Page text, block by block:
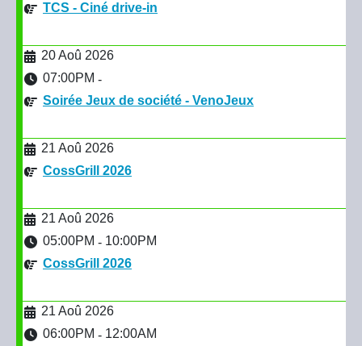
TCS - Ciné drive-in
20 Aoû 2026
07:00PM -
Soirée Jeux de société - VenoJeux
21 Aoû 2026
CossGrill 2026
21 Aoû 2026
05:00PM - 10:00PM
CossGrill 2026
21 Aoû 2026
06:00PM - 12:00AM